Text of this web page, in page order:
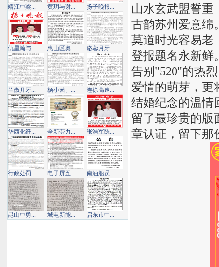
山水玄武盟誓重
古韵苏州爱意绵
莫道时光容易老
登报题名永新鲜
告别"520"的热
爱情的萌芽，更
结婚纪念的温情
留了最珍贵的版
章认证，留下那
靖江中梁... 黄玥与谢... 扬子晚报...
仇星瀚与... 惠山区奥... 骆蓉月牙...
兰傲月牙... 杨小茜、... 连徐高速...
华西化纤... 全新劳力... 张浩军陈...
行政处罚... 电子屏五... 南油船员...
昆山中勇... 城电新能... 启东市中...